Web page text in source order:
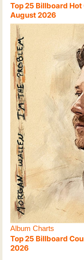
Top 25 Billboard
August 2026
Album Charts
Top 25 Billboard
2026